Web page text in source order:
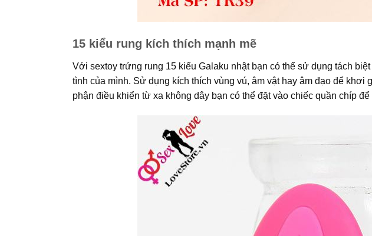
15 kiểu rung kích thích mạnh mẽ
Với sextoy trứng rung 15 kiểu Galaku nhật bạn có thể sử dụng tách
tình của mình. Sử dụng kích thích vùng vú, âm vật hay âm đạo để
phận điều khiển từ xa không dây bạn có thể đặt vào chiếc quần chíp